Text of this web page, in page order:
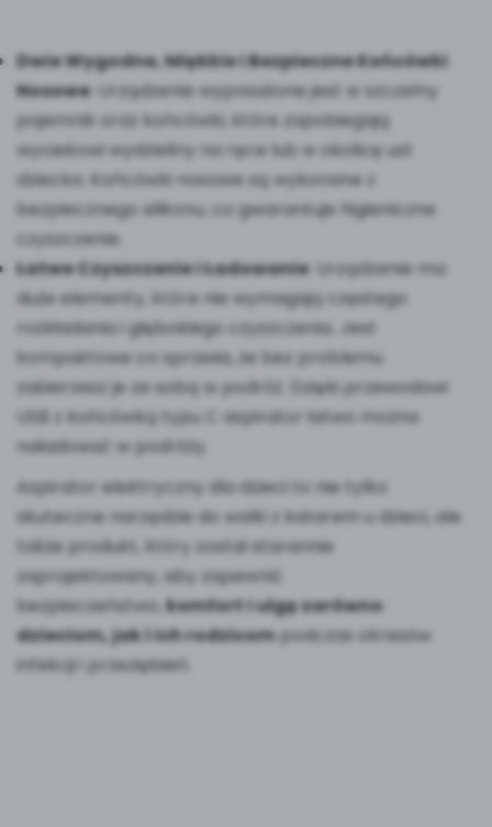
Dwie Wygodne, Miękkie i Bezpieczne Końcówki
Nosowe: Urządzenie wyposażone jest w szczelny
pojemnik oraz końcówki, które zapobiegają
wyciekowi wydzieliny na ręce lub w okolicę ust
dziecka. Końcówki nosowe są wykonane z
bezpiecznego silikonu, co gwarantuje higieniczne
czyszczenie.
Łatwe Czyszczenie i Ładowanie: Urządzenie ma
duże elementy, które nie wymagają częstego
rozkładania i głębokiego czyszczenia. Jest
kompaktowe co sprawia, że bez problemu
zabierzesz je ze sobą w podróż. Dzięki przewodowi
USB z końcówką typu C aspirator łatwo można
naładować w podróży.
Aspirator elektryczny dla dzieci to nie tylko
skuteczne narzędzie do walki z katarem u dzieci, ale
także produkt, który został starannie
zaprojektowany, aby zapewnić
bezpieczeństwo,komfort i ulgę zarówno
dzieciom, jak i ich rodzicompodczas okresów
infekcji i przeziębień.